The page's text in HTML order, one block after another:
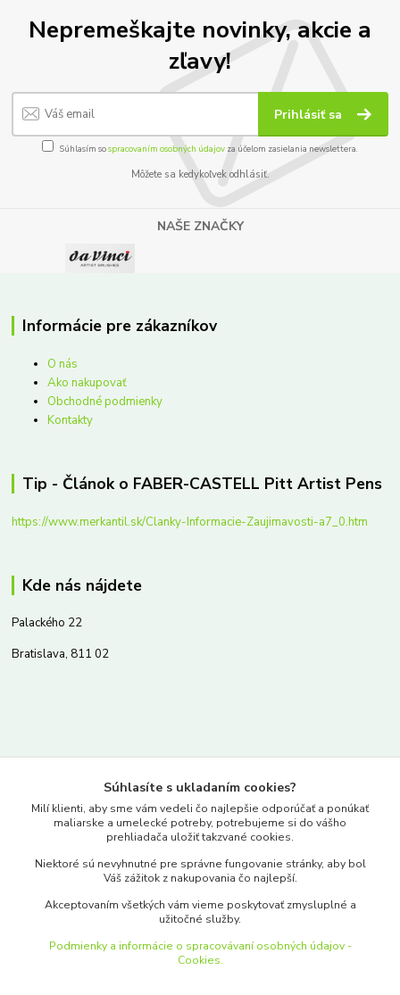
Nepremeškajte novinky, akcie a
zľavy!
Prihlásiť sa
Súhlasím sospracovaním osobných údajov za účelom zasielania newslettera.
Môžete sa kedykoľvek odhlásiť.
NAŠE ZNAČKY
Informácie pre zákazníkov
O nás
Ako nakupovať
Obchodné podmienky
Kontakty
Tip - Článok o FABER-CASTELL Pitt Artist Pens
https://www.merkantil.sk/Clanky-Informacie-Zaujimavosti-a7_0.htm
Kde nás nájdete
Palackého 22
Bratislava, 811 02
www.merkantil.sk
Pondelok-Piatok: 9.00-17.00hod.
objednavky@merkantil-obchod.sk
Súhlasíte s ukladaním cookies?
Milí klienti, aby sme vám vedeli čo najlepšie odporúčať a ponúkať
maliarske a umelecké potreby, potrebujeme si do vášho
prehliadača uložiť takzvané cookies.
Niektoré sú nevyhnutné pre správne fungovanie stránky, aby bol
Váš zážitok z nakupovania čo najlepší.
Akceptovaním všetkých vám vieme poskytovať zmysluplné a
užitočné služby.
Podmienky a informácie o spracovávaní osobných údajov -
Cookies.